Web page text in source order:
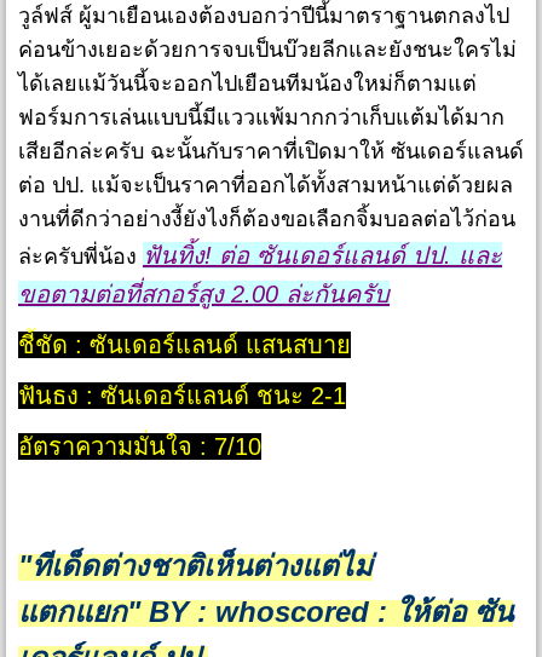
วูล์ฟส์ ผู้มาเยือนเองต้องบอกว่าปีนี้มาตราฐานตกลงไป
ค่อนข้างเยอะด้วยการจบเป็นบ๊วยลีกและยังชนะใครไม่
ได้เลยแม้วันนี้จะออกไปเยือนทีมน้องใหม่ก็ตามแต่
ฟอร์มการเล่นแบบนี้มีแววแพ้มากกว่าเก็บแต้มได้มาก
เสียอีกล่ะครับ ฉะนั้นกับราคาที่เปิดมาให้ ซันเดอร์แลนด์
ต่อ ปป. แม้จะเป็นราคาที่ออกได้ทั้งสามหน้าแต่ด้วยผล
งานที่ดีกว่าอย่างงี้ยังไงก็ต้องขอเลือกจิ้มบอลต่อไว้ก่อน
ล่ะครับพี่น้อง ฟันทิ้ง! ต่อ ซันเดอร์แลนด์ ปป. และ
ขอตามต่อที่สกอร์สูง 2.00 ล่ะกันครับ
ชี้ชัด : ซันเดอร์แลนด์ แสนสบาย
ฟันธง : ซันเดอร์แลนด์ ชนะ 2-1
อัตราความมั่นใจ : 7/10
"ทีเด็ดต่างชาติเห็นต่างแต่ไม่
แตกแยก"BY : whoscored : ให้ต่อ ซัน